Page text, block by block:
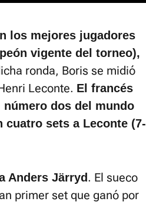
los mejores jugadores
vigente del torneo),
ronda, Boris se midió
Leconte. El francés
número dos del mundo
cuatro sets a Leconte (7-
Anders Järryd . El sueco
primer set que ganó por